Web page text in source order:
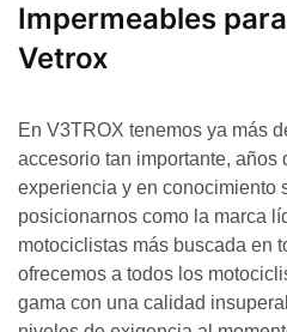
Impermeables
Vetrox
En V3TROX tenemos ya más
accesorio tan importante, años
experiencia y en conocimiento
posicionarnos como la marca
motociclistas más buscada en
ofrecemos a todos los
gama con una calidad